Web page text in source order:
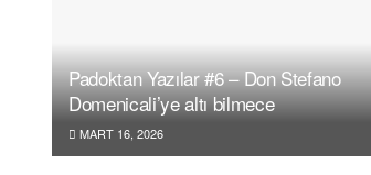
Padoktan Yazılar #6 – Don Stefano
Domenicali’ye altı bilmece
MART 16, 2026